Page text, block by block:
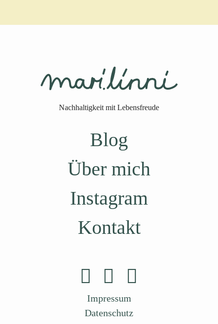
Nachhaltigkeit mit Lebensfreude
Blog
Über mich
Instagram
Kontakt
Impressum
Datenschutz